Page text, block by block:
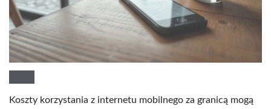
Koszty korzystania z internetu mobilnego za granicą mogą